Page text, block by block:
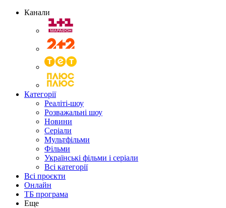
Канали
Категорії
Реаліті-шоу
Розважальні шоу
Новини
Серіали
Мультфільми
Фільми
Українські фільми і серіали
Всі категорії
Всі проєкти
Онлайн
ТБ програма
Еще